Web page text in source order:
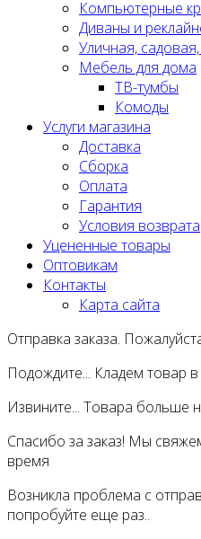
Компьютерные
Диваны и
Уличная,
Мебель для дома
ТВ-тумбы
Комоды
Услуги магазина
Доставка
Сборка
Оплата
Гарантия
Условия возврата
Уцененные товары
Оптовикам
Контакты
Карта сайта
Отправка заказа.
Подождите... Кладем товар в
Извините... Товара больше
Спасибо за заказ! Мы
время
Возникла проблема с
попробуйте еще раз..